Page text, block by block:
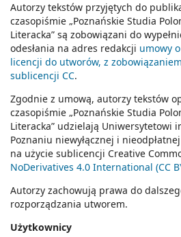
Autorzy tekstów przyjętych do
czasopiśmie „Poznańskie Studia
Literacka” są zobowiązani do
odesłania na adres redakcji umowy
licencji do utworów, z
sublicencji CC.
Zgodnie z umową, autorzy tekstów
czasopiśmie „Poznańskie Studia
Literacka” udzielają Uniwersytetowi
Poznaniu niewyłącznej i
na użycie sublicencji Creative
NoDerivatives 4.0 International (CC
Autorzy zachowują prawa do
rozporządzania utworem.
Użytkownicy